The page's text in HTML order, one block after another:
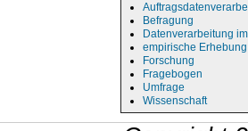
Befragung
Datenverarbeitung
empirische Erhebung
Forschung
Fragebogen
Umfrage
Wissenschaft